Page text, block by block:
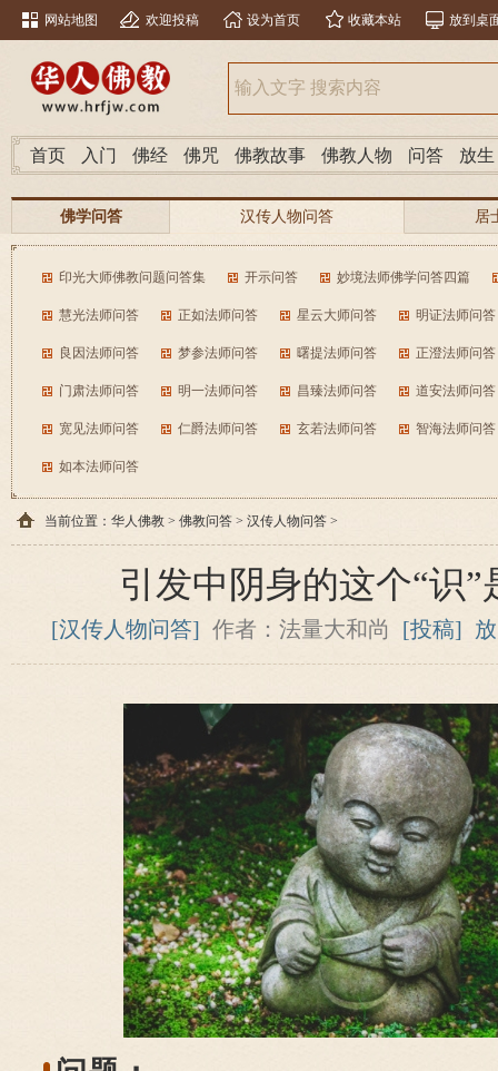
网站地图 欢迎投稿 设为首页 收藏本站 放到桌
首页 入门 佛经 佛咒 佛教故事 佛教人物 问答 放生
佛学问答 汉传人物问答
居
南传人物问答
分类问答
印光大师佛教问题问答集 开示问答 妙境法师佛学问答四篇
慧光法师问答 正如法师问答 星云大师问答 明证法师问答
良因法师问答 梦参法师问答 曙提法师问答 正澄法师问答
门肃法师问答 明一法师问答 昌臻法师问答 道安法师问答
宽见法师问答 仁爵法师问答 玄若法师问答 智海法师问答
如本法师问答
当前位置： 华人佛教 > 佛教问答 > 汉传人物问答 >
引发中阴身的这个“识”
[汉传人物问答] 作者：法量大和尚 [投稿]